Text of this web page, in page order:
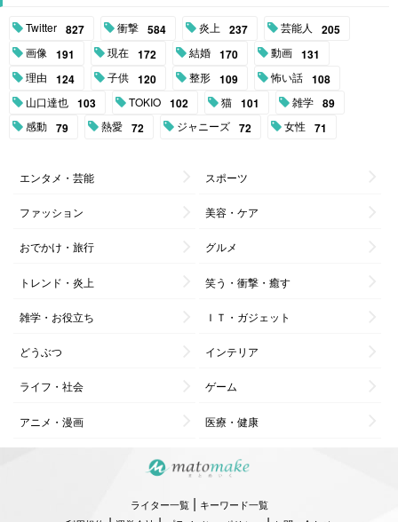
Twitter 827 衝撃 584 炎上 237 芸能人 205
画像 191 現在 172 結婚 170 動画 131
理由 124 子供 120 整形 109 怖い話 108
山口達也 103 TOKIO 102 猫 101 雑学 89
感動 79 熱愛 72 ジャニーズ 72 女性 71
エンタメ・芸能 スポーツ
ファッション 美容・ケア
おでかけ・旅行 グルメ
トレンド・炎上 笑う・衝撃・癒す
雑学・お役立ち ＩＴ・ガジェット
どうぶつ インテリア
ライフ・社会 ゲーム
アニメ・漫画 医療・健康
ライター一覧| キーワード一覧